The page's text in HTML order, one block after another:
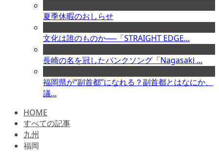
夏季休暇のおしらせ
文化は誰のものか──「STRAIGHT EDGE...
長崎の名を冠したパンクソング「Nagasaki ...
福岡県が“副首都”になれる？副首都とはなにか、
議...
HOME
すべての記事
九州
福岡